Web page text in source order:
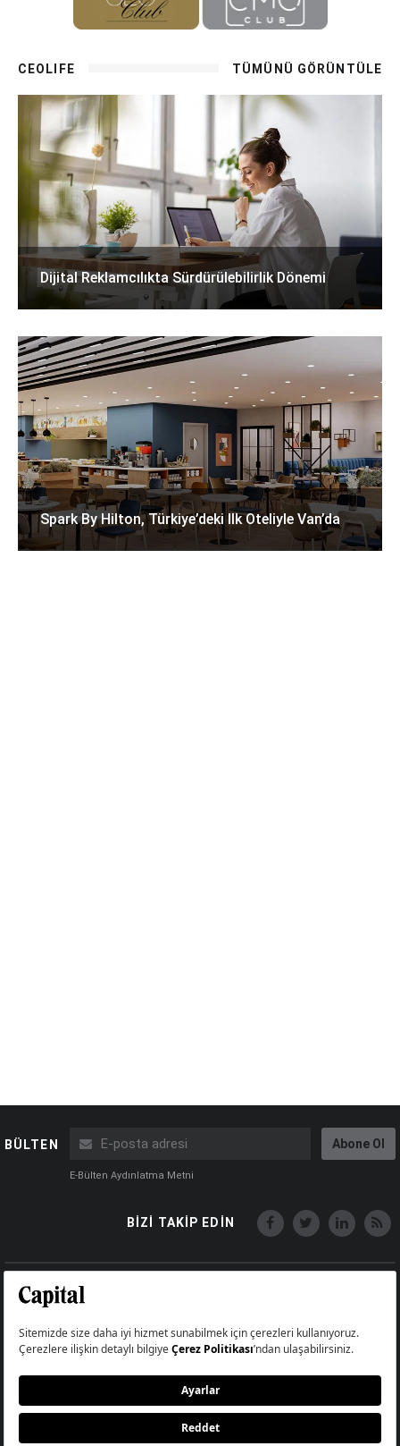
CEOLIFE TÜMÜNÜ GÖRÜNTÜLE
Dijital Reklamcılıkta Sürdürülebilirlik Dönemi
Spark By Hilton, Türkiye’deki Ilk Oteliyle Van’da
BÜLTEN Abone Ol
E-Bülten Aydınlatma Metni
BİZİ TAKİP EDİN
Big Medya Teknoloji A.Ş.
Üsküdar İstanbul Turkey